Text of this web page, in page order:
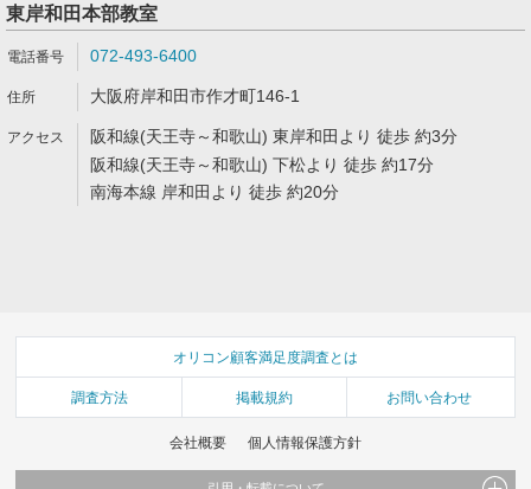
東岸和田本部教室
072-493-6400
大阪府岸和田市作才町146-1
阪和線(天王寺～和歌山) 東岸和田より 徒歩 約3分
阪和線(天王寺～和歌山) 下松より 徒歩 約17分
南海本線 岸和田より 徒歩 約20分
オリコン顧客満足度調査とは
調査方法 掲載規約 お問い合わせ
会社概要 個人情報保護方針